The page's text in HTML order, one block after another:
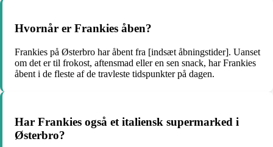
Hvornår er Frankies åben?
Frankies på Østerbro har åbent fra [indsæt åbningstider]. Uanset
om det er til frokost, aftensmad eller en sen snack, har Frankies
åbent i de fleste af de travleste tidspunkter på dagen.
Har Frankies også et italiensk supermarked i
Østerbro?